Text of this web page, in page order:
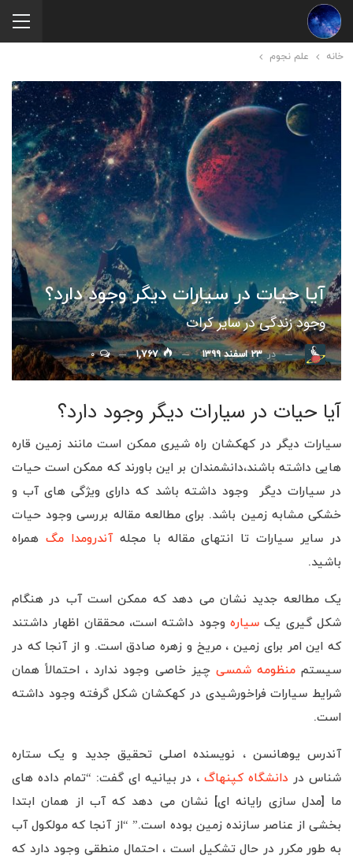
خانه علم نجوم
آیا حیات در سیارات دیگر وجود دارد؟
وجود زندگی در سایر کرات
در۲۳ اسفند ۱۳۹۹ ۱,۷۶۷ ۰
آیا حیات در سیارات دیگر وجود دارد؟
سیارات دیگر در کهکشان راه شیری ممکن است مانند زمین قاره
هایی داشته باشند،دانشمندان بر این باورند که ممکن است حیات
در سیارات دیگر وجود داشته باشد که دارای ویژگی های آب و
خشکی مشابه زمین باشد. برای مطالعه مقاله بررسی وجود حیات
در سایر سیارات تا انتهای مقاله با مجلهآندرومدا مگ همراه
باشید.
یک مطالعه جدید نشان می دهد که ممکن است آب در هنگام
شکل گیری یک سیاره وجود داشته است، محققان اظهار داشتند
که این امر برای زمین ، مریخ و زهره صادق است. و از آنجا که در
سیستممنظومه شمسی چیز خاصی وجود ندارد ، احتمالاً همان
شرایط سیارات فراخورشیدی در کهکشان شکل گرفته وجود داشته
است.
آندرس یوهانسن ، نویسنده اصلی تحقیق جدید و یک ستاره
شناس در دانشگاه کپنهاگ، در بیانیه ای گفت: “تمام داده های
ما [مدل سازی رایانه ای] نشان می دهد که آب از همان ابتدا
بخشی از عناصر سازنده زمین بوده است.” “از آنجا که مولکول آب
به طور مکرر در حال تشکیل است ، احتمال منطقی وجود دارد که